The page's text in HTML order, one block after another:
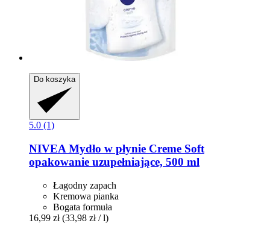
Do koszyka
5.0 (1)
NIVEA Mydło w płynie Creme Soft
opakowanie uzupełniające, 500 ml
Łagodny zapach
Kremowa pianka
Bogata formuła
16,99 zł (33,98 zł / l)